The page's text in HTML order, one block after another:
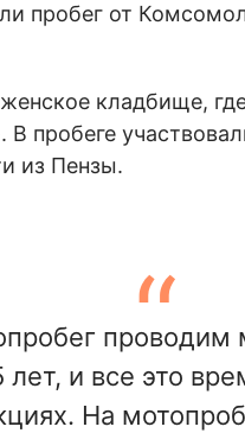
пробег от
кладбище,
пробеге
из Пензы.
лет, и все это
На